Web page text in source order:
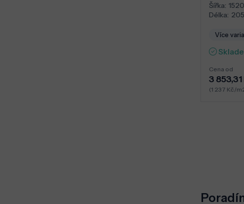
Šířka:
Délka:
Více
Cena od
3
(1 237 Kč/